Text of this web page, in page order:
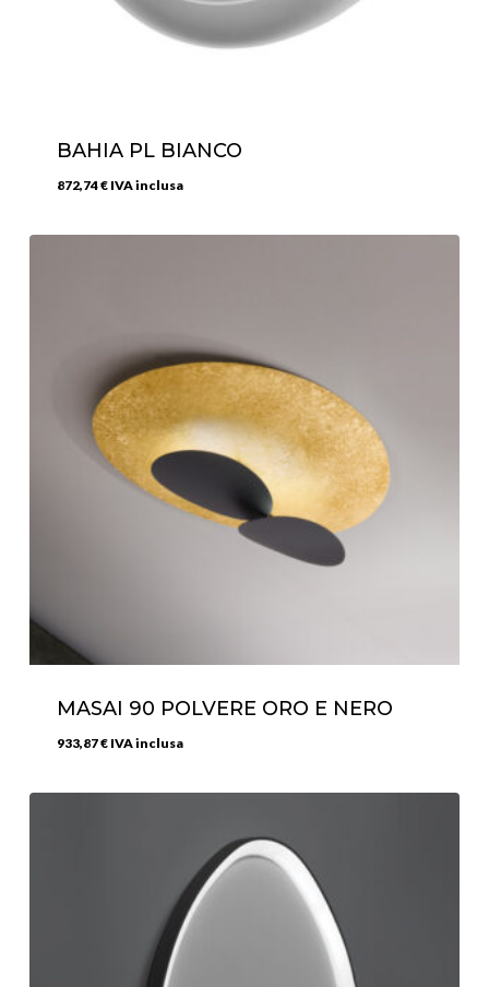
BAHIA PL BIANCO
872,74€ IVA inclusa
MASAI 90 POLVERE ORO E NERO
933,87€ IVA inclusa